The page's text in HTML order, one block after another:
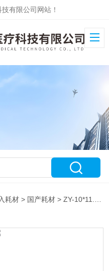
有限公司网站！
耗材 > 国产耗材 > ZY-10*11.5cm烟台正海可吸收硬脑（脊）膜补片